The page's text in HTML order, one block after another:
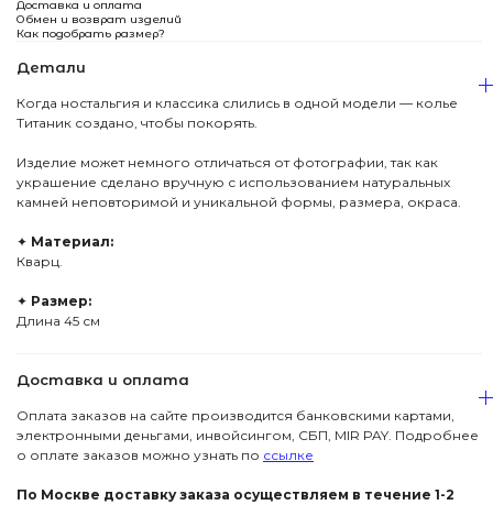
Доставка и оплата
Обмен и возврат изделий
Как подобрать размер?
Детали
Когда ностальгия и классика слились в одной модели — колье
Титаник создано, чтобы покорять.
Изделие может немного отличаться от фотографии, так как
украшение сделано вручную с использованием натуральных
камней неповторимой и уникальной формы, размера, окраса.
✦ Материал:
Кварц.
✦ Размер:
Длина 45 см
Доставка и оплата
Оплата заказов на сайте производится банковскими картами,
электронными деньгами, инвойсингом, СБП, МIR PAY. Подробнее
о оплате заказов можно узнать по ссылке
По Москве доставку заказа осуществляем в течение 1-2